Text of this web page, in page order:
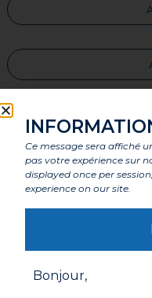
Ce message sera affiché
pas votre expérience sur
displayed once per
experience on our site.
Bonjour,